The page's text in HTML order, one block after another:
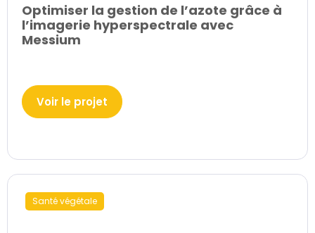
Optimiser la gestion de l’azote grâce à
l’imagerie hyperspectrale avec
Messium
Voir le projet
Santé végétale